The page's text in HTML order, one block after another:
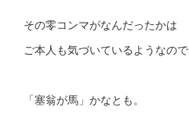
その零コンマがなんだったかは
ご本人も気づいているようなので
「塞翁が馬」かなとも。